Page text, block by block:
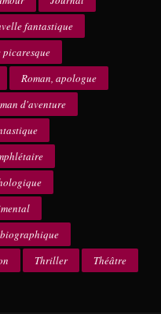
fantastique
Roman, apologue
d'aventure
Thriller Théâtre